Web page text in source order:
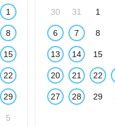
1
8
15
22
29
5
30 31 1
6 7 8
13 14 15
20 21 22
27 28 29